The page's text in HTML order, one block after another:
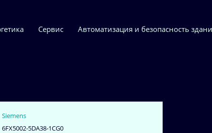
Сервис Автоматизация и безопасность
Siemens
6FX5002-5DA38-1CG0